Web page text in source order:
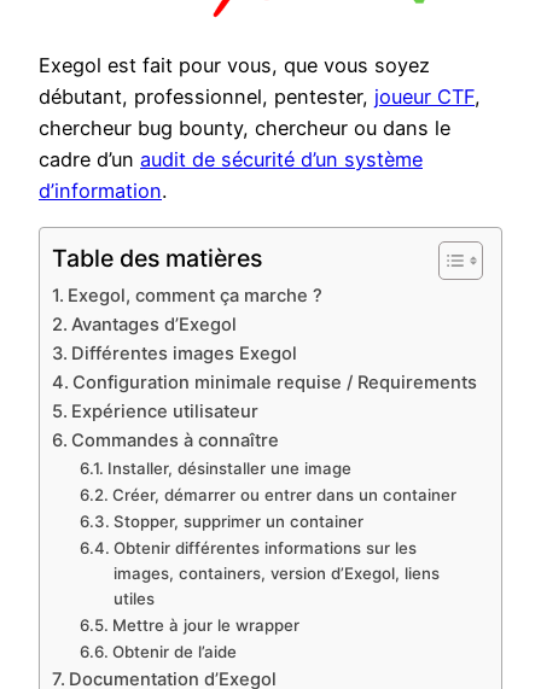
Exegol est fait pour vous, que vous soyez
débutant, professionnel, pentester, joueur CTF,
chercheur bug bounty, chercheur ou dans le
cadre d’un audit de sécurité d’un système
d’information.
Table des matières
Exegol, comment ça marche ?
Avantages d’Exegol
Différentes images Exegol
Configuration minimale requise / Requirements
Expérience utilisateur
Commandes à connaître
Installer, désinstaller une image
Créer, démarrer ou entrer dans un container
Stopper, supprimer un container
Obtenir différentes informations sur les
images, containers, version d’Exegol, liens
utiles
Mettre à jour le wrapper
Obtenir de l’aide
Documentation d’Exegol